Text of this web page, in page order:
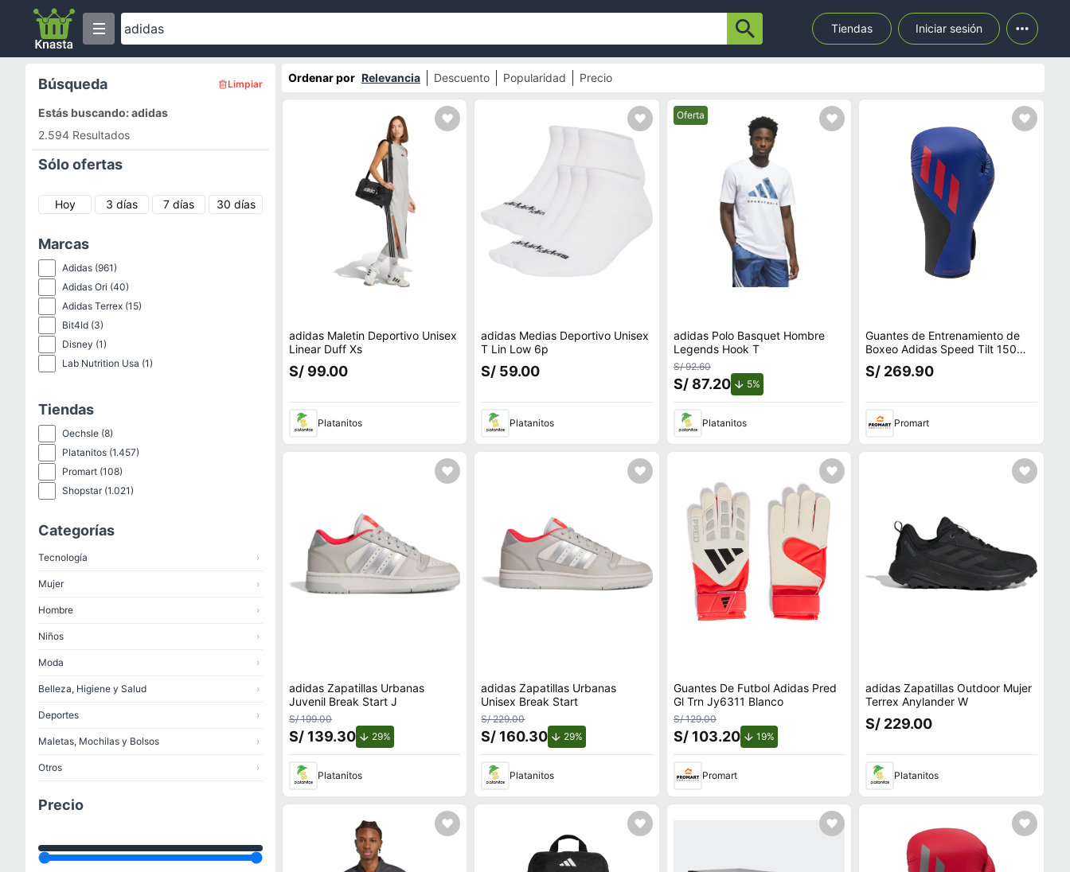
Tiendas Iniciar sesión
Búsqueda Limpiar
Estás buscando: adidas
2.594 Resultados
Sólo ofertas
Hoy 3 días 7 días 30 días
Marcas
Adidas (961)
Adidas Ori (40)
Adidas Terrex (15)
Bit4Id (3)
Disney (1)
Lab Nutrition Usa (1)
Tiendas
Oechsle (8)
Platanitos (1.457)
Promart (108)
Shopstar(1.021)
Categorías
Tecnología ›
Mujer ›
Hombre ›
Niños ›
Moda ›
Belleza, Higiene y Salud ›
Deportes ›
Maletas, Mochilas y Bolsos ›
Otros ›
Precio
Ordenar por Relevancia Descuento Popularidad Precio
adidas Maletin Deportivo Unisex
Linear Duff Xs
S/ 99.00
Platanitos
adidas Medias Deportivo Unisex
T Lin Low 6p
S/ 59.00
Platanitos
Mejor precio.
Oferta
adidas Polo Basquet Hombre
Legends Hook T
S/ 92.60
S/ 87.20 5%de descuento.
Platanitos
Guantes de Entrenamiento de
Boxeo Adidas Speed Tilt 150
Azul 8OZ
S/ 269.90
Promart
adidas Zapatillas Urbanas
Juvenil Break Start J
S/ 199.00
S/ 139.30 29%de descuento.
Platanitos
adidas Zapatillas Urbanas
Unisex Break Start
S/ 229.00
S/ 160.30 29%
Platanitos
Guantes De Futbol Adidas Pred
Gl Trn Jy6311 Blanco
S/ 129.00
S/ 103.20 19%de descuento.
Promart
adidas Zapatillas Outdoor Mujer
Terrex Anylander W
S/ 229.00
Platanitos